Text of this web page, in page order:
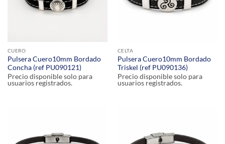
CUERO
Pulsera Cuero10mm Bordado
Concha (ref PU090121)
Precio disponible solo para
usuarios registrados.
CELTA
Pulsera Cuero10mm Bordado
Triskel (ref PU090136)
Precio disponible solo para
usuarios registrados.